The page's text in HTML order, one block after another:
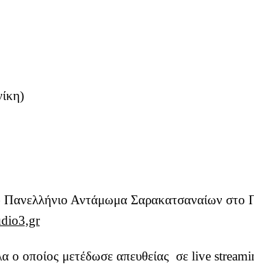
Αντάμωμα Σαρακατσαναίων στο
μετέδωσε απευθείας σε live